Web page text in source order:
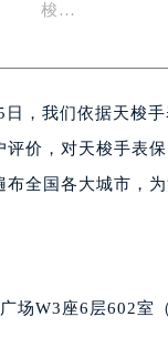
500号来福士广场
379号世茂天际中
号嘉兴世界贸易
中大道998号绿地
号万菱汇国际中
5001号华润大厦写
梭…
，我们依据天梭
价，对天梭手表
全国各大城市，
场W3座6层602室